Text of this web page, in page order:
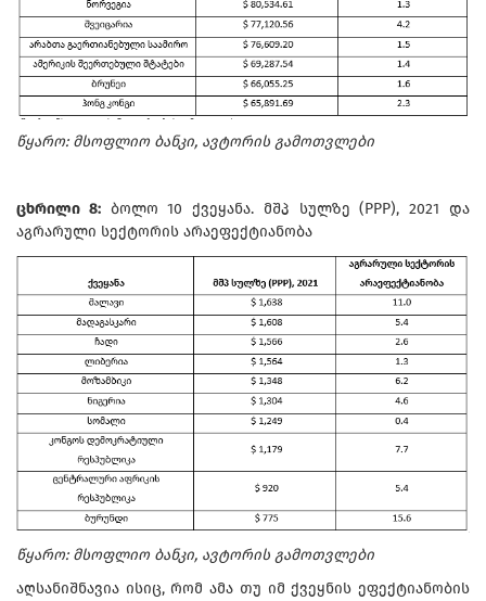
წყარო: მსოფლიო ბანკი, ავტორის გამოთვლები
ცხრილი 8:ბოლო 10 ქვეყანა. მშპ სულზე (PPP), 2021 და
აგრარული სექტორის არაეფექტიანობა
წყარო: მსოფლიო ბანკი, ავტორის გამოთვლები
აღსანიშნავია ისიც, რომ ამა თუ იმ ქვეყნის ეფექტიანობის